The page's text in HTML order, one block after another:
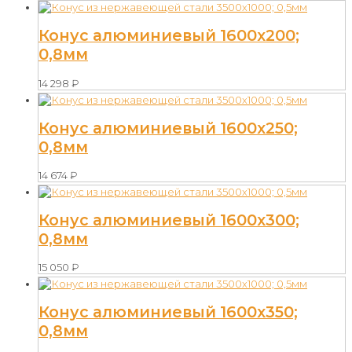
Конус алюминиевый 1600х200;
0,8мм
14 298 ₽
Конус алюминиевый 1600х250;
0,8мм
14 674₽
Конус алюминиевый 1600х300;
0,8мм
15 050 ₽
Конус алюминиевый 1600х350;
0,8мм